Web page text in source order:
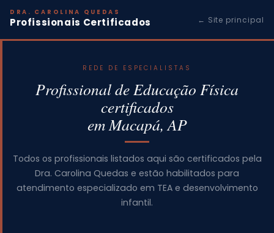
DRA. CAROLINA QUEDAS
Profissionais Certificados ← Site principal
REDE DE ESPECIALISTAS
Profissional de Educação Física
certificados
em Macapá, AP
Todos os profissionais listados aqui são certificados pela
Dra. Carolina Quedas e estão habilitados para
atendimento especializado em TEA e desenvolvimento
infantil.